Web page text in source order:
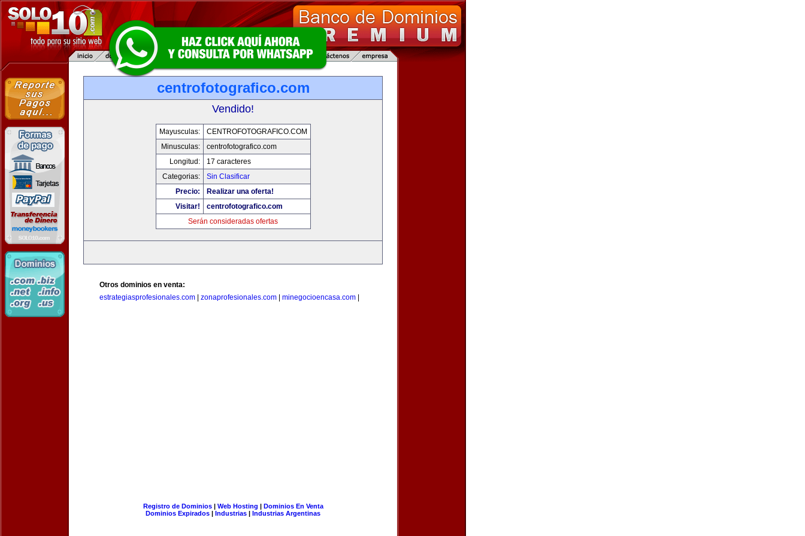
centrofotografico.com
Vendido!
Mayusculas:
CENTROFOTOGRAFICO.COM
Minusculas:
centrofotografico.com
Longitud:
17 caracteres
Categorias:
Sin Clasificar
Precio:
Realizar una oferta!
Visitar!
centrofotografico.com
Serán consideradas ofertas
Otros dominios en venta:
estrategiasprofesionales.com
zonaprofesionales.com minegocioencasa.com
Registro de Dominios| Web Hosting | Dominios En Venta
Dominios Expirados | Industrias | Industrias Argentinas